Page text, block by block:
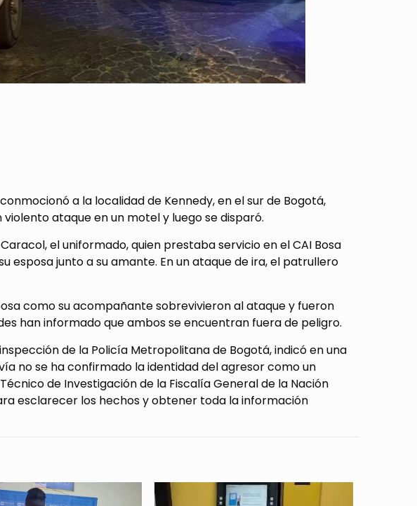
a la localidad de Kennedy, en el sur de Bogotá,
ataque en un motel y luego se disparó.
el uniformado, quien prestaba servicio en el CAI Bosa
esposa junto a su amante. En un ataque de ira, el patrullero
como su acompañante sobrevivieron al ataque y fueron
han informado que ambos se encuentran fuera de peligro.
de la Policía Metropolitana de Bogotá, indicó en una
no se ha confirmado la identidad del agresor como un
de Investigación de la Fiscalía General de la Nación
esclarecer los hechos y obtener toda la información